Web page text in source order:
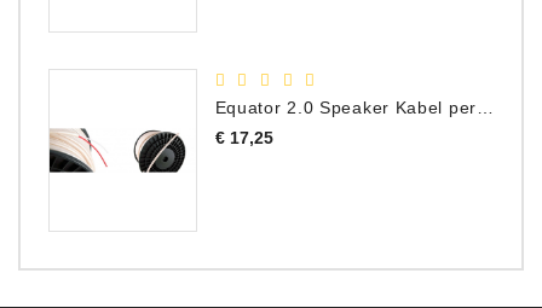
Equator 2.0 Speaker Kabel per meter
€ 17,25Prijs